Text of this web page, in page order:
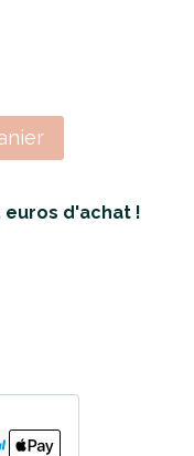
euros d'achat !